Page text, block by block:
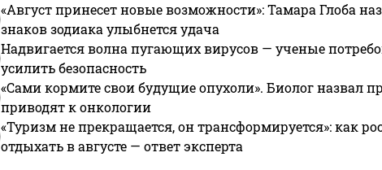
«Август принесет новые возможности»: Тамара Глоба
знаков зодиака улыбнется удача
Надвигается волна пугающих вирусов — ученые
усилить безопасность
«Сами кормите свои будущие опухоли». Биолог назвал
приводят к онкологии
«Туризм не прекращается, он трансформируется»: как
отдыхать в августе — ответ эксперта